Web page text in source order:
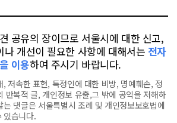
공유의 장이므로 서울시에 대한 신고,
개선이 필요한 사항에 대해서는 전자
이용하여 주시기 바랍니다.
저속한 표현, 특정인에 대한 비방, 명예훼손, 정
반복적 글, 개인정보 유출,그 밖에 공익을 저해하
댓글은 서울특별시 조례 및 개인정보보호법에
있습니다.